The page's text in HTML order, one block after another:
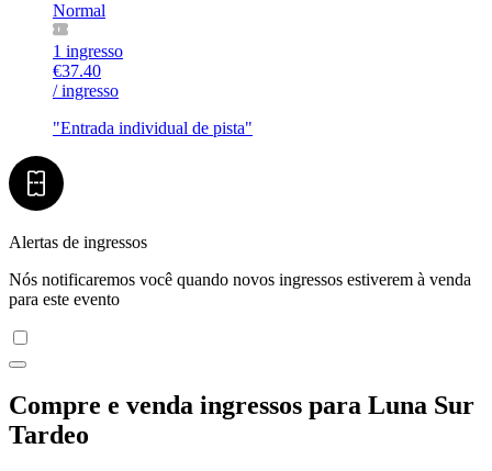
Normal
1 ingresso
€37.40
/ ingresso
"Entrada individual de pista"
Alertas de ingressos
Nós notificaremos você quando novos ingressos estiverem à venda
para este evento
Compre e venda ingressos para Luna Sur
Tardeo